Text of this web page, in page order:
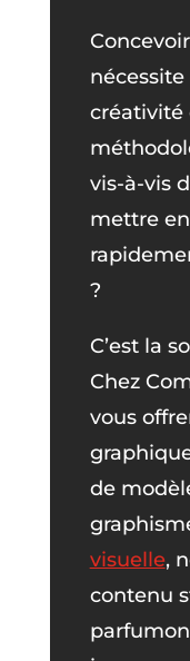
créativité
vis-à-vis
mettre
?
C’est la
Chez
vous
de
visuelle,
contenu